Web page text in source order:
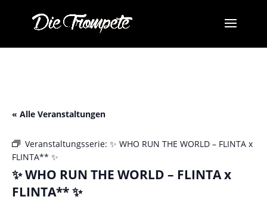
« Alle Veranstaltungen
Veranstaltungsserie: ✨ WHO RUN THE WORLD – FLINTA x
FLINTA** ✨
✨ WHO RUN THE WORLD – FLINTA x
FLINTA** ✨